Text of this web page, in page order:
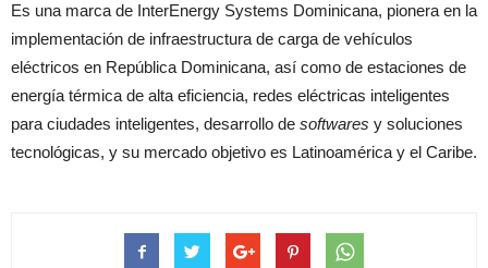
Es una marca de InterEnergy Systems Dominicana, pionera en la
implementación de infraestructura de carga de vehículos
eléctricos en República Dominicana, así como de estaciones de
energía térmica de alta eficiencia, redes eléctricas inteligentes
para ciudades inteligentes, desarrollo de softwares y soluciones
tecnológicas, y su mercado objetivo es Latinoamérica y el Caribe.